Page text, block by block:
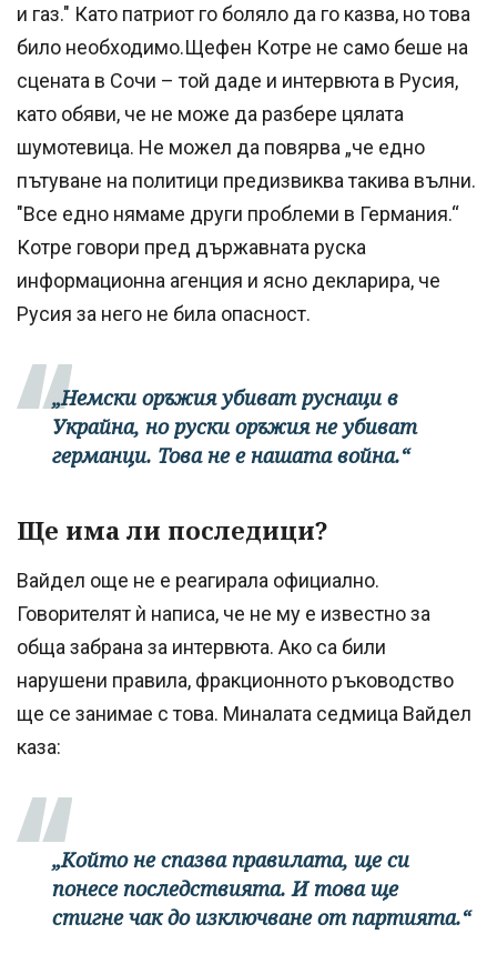
и газ." Като патриот го боляло да го казва, но това
било необходимо.Щефен Котре не само беше на
сцената в Сочи – той даде и интервюта в Русия,
като обяви, че не може да разбере цялата
шумотевица. Не можел да повярва „че едно
пътуване на политици предизвиква такива вълни.
"Все едно нямаме други проблеми в Германия.“
Котре говори пред държавната руска
информационна агенция и ясно декларира, че
Русия за него не била опасност.
„Немски оръжия убиват руснаци в
Украйна, но руски оръжия не убиват
германци. Това не е нашата война.“
Ще има ли последици?
Вайдел още не е реагирала официално.
Говорителят ѝ написа, че не му е известно за
обща забрана за интервюта. Ако са били
нарушени правила, фракционното ръководство
ще се занимае с това. Миналата седмица Вайдел
каза:
„Който не спазва правилата, ще си
понесе последствията. И това ще
стигне чак до изключване от партията.“